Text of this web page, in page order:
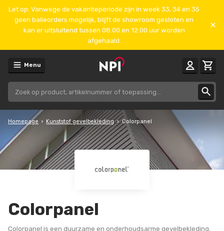
Let op: Vanwege de vakantieperiode zijn in week 33, 34 en 35
geen balieorders mogelijk, blijft de showroom gesloten en
kan er uitsluitend tussen 08.00 en 12.00 uur worden
afgehaald.
Menu
Homepage Kunststof gevelbekleding Colorpanel
Colorpanel
Colorpanel is een duurzame en onderhoudsarme gevelbekleding.